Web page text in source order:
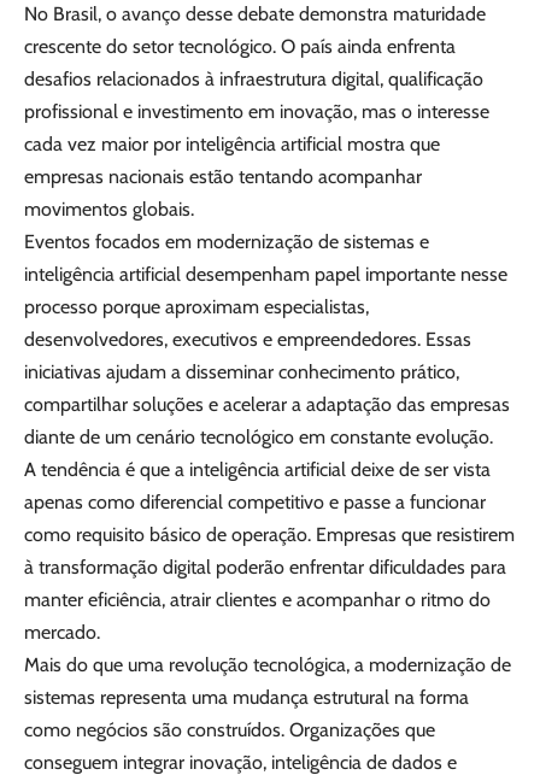
No Brasil, o avanço desse debate demonstra maturidade
crescente do setor tecnológico. O país ainda enfrenta
desafios relacionados à infraestrutura digital, qualificação
profissional e investimento em inovação, mas o interesse
cada vez maior por inteligência artificial mostra que
empresas nacionais estão tentando acompanhar
movimentos globais.
Eventos focados em modernização de sistemas e
inteligência artificial desempenham papel importante nesse
processo porque aproximam especialistas,
desenvolvedores, executivos e empreendedores. Essas
iniciativas ajudam a disseminar conhecimento prático,
compartilhar soluções e acelerar a adaptação das empresas
diante de um cenário tecnológico em constante evolução.
A tendência é que a inteligência artificial deixe de ser vista
apenas como diferencial competitivo e passe a funcionar
como requisito básico de operação. Empresas que resistirem
à transformação digital poderão enfrentar dificuldades para
manter eficiência, atrair clientes e acompanhar o ritmo do
mercado.
Mais do que uma revolução tecnológica, a modernização de
sistemas representa uma mudança estrutural na forma
como negócios são construídos. Organizações que
conseguem integrar inovação, inteligência de dados e